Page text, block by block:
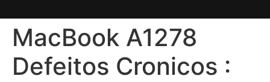
MacBook A1278
Defeitos Cronicos :